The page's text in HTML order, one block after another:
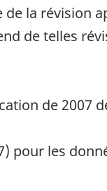
la révision
de telles
de 2007
pour les